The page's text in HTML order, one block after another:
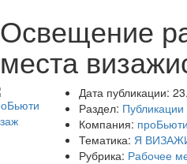
Освещение
места
Дата публикации:
Раздел: Публикации
Компания:
Тематика: Я
Рубрика: Рабочее